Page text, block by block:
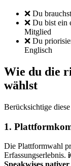
❌ Du
❌ Du bist ein
Mitglied
❌ Du
Englisch
Wie du die
wählst
Berücksichtige
1.
Die Plattformwahl
Erfassungserlebnis.